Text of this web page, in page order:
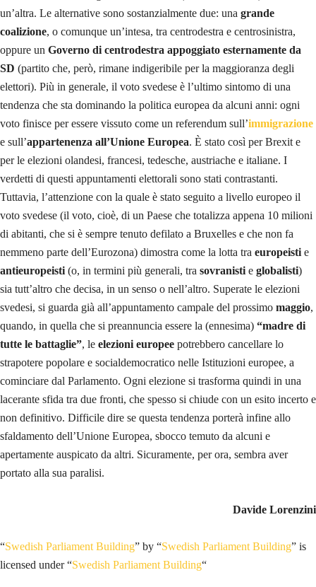
un’altra. Le alternative sono sostanzialmente due: una grande
coalizione, o comunque un’intesa, tra centrodestra e centrosinistra,
oppure un Governo di centrodestra appoggiato esternamente da
SD (partito che, però, rimane indigeribile per la maggioranza degli
elettori). Più in generale, il voto svedese è l’ultimo sintomo di una
tendenza che sta dominando la politica europea da alcuni anni: ogni
voto finisce per essere vissuto come un referendum sull’immigrazione
e sull’appartenenza all’Unione Europea. È stato così per Brexit e
per le elezioni olandesi, francesi, tedesche, austriache e italiane. I
verdetti di questi appuntamenti elettorali sono stati contrastanti.
Tuttavia, l’attenzione con la quale è stato seguito a livello europeo il
voto svedese (il voto, cioè, di un Paese che totalizza appena 10 milioni
di abitanti, che si è sempre tenuto defilato a Bruxelles e che non fa
nemmeno parte dell’Eurozona) dimostra come la lotta tra europeisti e
antieuropeisti (o, in termini più generali, tra sovranisti e globalisti)
sia tutt’altro che decisa, in un senso o nell’altro. Superate le elezioni
svedesi, si guarda già all’appuntamento campale del prossimo maggio,
quando, in quella che si preannuncia essere la (ennesima) “madre di
tutte le battaglie”, le elezioni europee potrebbero cancellare lo
strapotere popolare e socialdemocratico nelle Istituzioni europee, a
cominciare dal Parlamento. Ogni elezione si trasforma quindi in una
lacerante sfida tra due fronti, che spesso si chiude con un esito incerto e
non definitivo. Difficile dire se questa tendenza porterà infine allo
sfaldamento dell’Unione Europea, sbocco temuto da alcuni e
apertamente auspicato da altri. Sicuramente, per ora, sembra aver
portato alla sua paralisi.
Davide Lorenzini
“Swedish Parliament Building” by “Swedish Parliament Building” is
licensed under “Swedish Parliament Building“